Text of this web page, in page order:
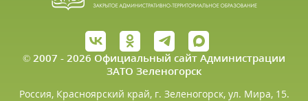
© 2007 - 2026 Официальный сайт Администрации
ЗАТО Зеленогорск
Россия, Красноярский край, г. Зеленогорск, ул. Мира, 15.